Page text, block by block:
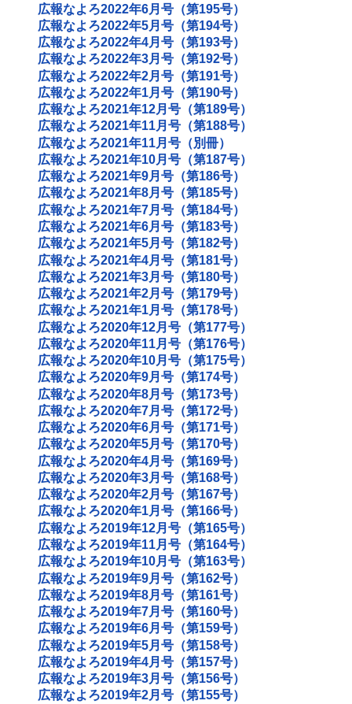
広報なよろ2022年6月号（第195号）
広報なよろ2022年5月号（第194号）
広報なよろ2022年4月号（第193号）
広報なよろ2022年3月号（第192号）
広報なよろ2022年2月号（第191号）
広報なよろ2022年1月号（第190号）
広報なよろ2021年12月号（第189号）
広報なよろ2021年11月号（第188号）
広報なよろ2021年11月号（別冊）
広報なよろ2021年10月号（第187号）
広報なよろ2021年9月号（第186号）
広報なよろ2021年8月号（第185号）
広報なよろ2021年7月号（第184号）
広報なよろ2021年6月号（第183号）
広報なよろ2021年5月号（第182号）
広報なよろ2021年4月号（第181号）
広報なよろ2021年3月号（第180号）
広報なよろ2021年2月号（第179号）
広報なよろ2021年1月号（第178号）
広報なよろ2020年12月号（第177号）
広報なよろ2020年11月号（第176号）
広報なよろ2020年10月号（第175号）
広報なよろ2020年9月号（第174号）
広報なよろ2020年8月号（第173号）
広報なよろ2020年7月号（第172号）
広報なよろ2020年6月号（第171号）
広報なよろ2020年5月号（第170号）
広報なよろ2020年4月号（第169号）
広報なよろ2020年3月号（第168号）
広報なよろ2020年2月号（第167号）
広報なよろ2020年1月号（第166号）
広報なよろ2019年12月号（第165号）
広報なよろ2019年11月号（第164号）
広報なよろ2019年10月号（第163号）
広報なよろ2019年9月号（第162号）
広報なよろ2019年8月号（第161号）
広報なよろ2019年7月号（第160号）
広報なよろ2019年6月号（第159号）
広報なよろ2019年5月号（第158号）
広報なよろ2019年4月号（第157号）
広報なよろ2019年3月号（第156号）
広報なよろ2019年2月号（第155号）